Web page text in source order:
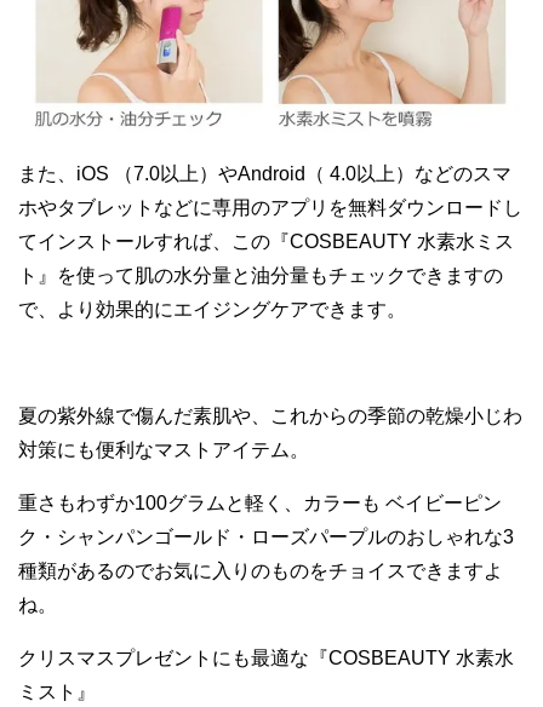
また、iOS （7.0以上）やAndroid（ 4.0以上）などのスマ
ホやタブレットなどに専用のアプリを無料ダウンロードし
てインストールすれば、この『COSBEAUTY 水素水ミス
ト』を使って肌の水分量と油分量もチェックできますの
で、より効果的にエイジングケアできます。
夏の紫外線で傷んだ素肌や、これからの季節の乾燥小じわ
対策にも便利なマストアイテム。
重さもわずか100グラムと軽く、カラーも ベイビーピン
ク・シャンパンゴールド・ローズパープルのおしゃれな3
種類があるのでお気に入りのものをチョイスできますよ
ね。
クリスマスプレゼントにも最適な『COSBEAUTY 水素水
ミスト』